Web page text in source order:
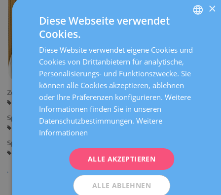
Zentren:
Barcelona
Sprachen:
Spezialitäten:
Reproduktionsbiologie
CATALÀ
DEUTSCH
×
Diese Webseite verwendet
Cookies.
Diese Website verwendet eigene Cookies und
Cookies von Drittanbietern für analytische,
Personalisierungs- und Funktionszwecke. Sie
können alle Cookies akzeptieren, ablehnen
oder Ihre Präferenzen konfigurieren. Weitere
Informationen finden Sie in unseren
Datenschutzbestimmungen. Weitere
Informationen
ALLE AKZEPTIEREN
ALLE ABLEHNEN